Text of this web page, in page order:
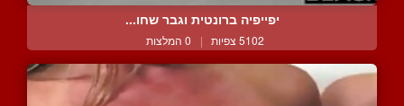
יפייפיה ברונטית וגבר שחו...
5102 צפיות | 0 המלצות